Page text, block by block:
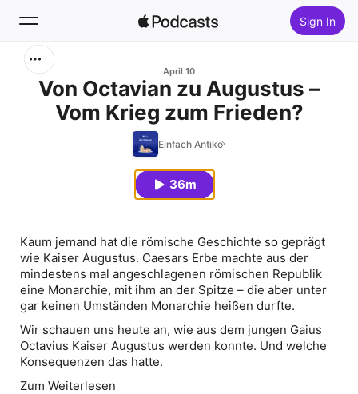
Sign In
Home
April 10
Von Octavian zu Augustus –
Vom Krieg zum Frieden?
Einfach Antike
36m
Kaum jemand hat die römische Geschichte so geprägt
wie Kaiser Augustus. Caesars Erbe machte aus der
mindestens mal angeschlagenen römischen Republik
eine Monarchie, mit ihm an der Spitze – die aber unter
gar keinen Umständen Monarchie heißen durfte.
Wir schauen uns heute an, wie aus dem jungen Gaius
Octavius Kaiser Augustus werden konnte. Und welche
Konsequenzen das hatte.
Zum Weiterlesen